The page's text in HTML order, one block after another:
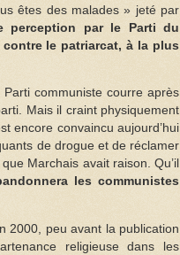
êtes des malades » jeté par
perception par le Parti du
le patriarcat, à la plus
communiste courre après
Mais il craint physiquement
encore convaincu aujourd’hui
de drogue et de réclamer
Marchais avait raison. Qu’il
les communistes
2000, peu avant la publication
religieuse dans les